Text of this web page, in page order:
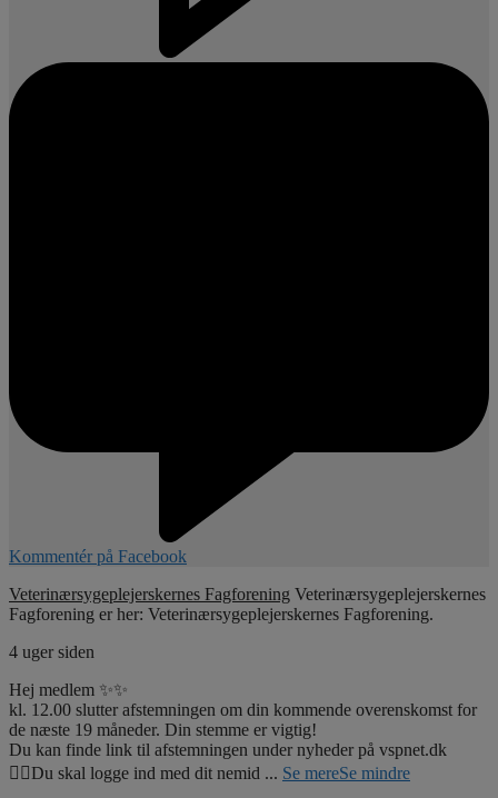
Kommentér på Facebook
Veterinærsygeplejerskernes Fagforening Veterinærsygeplejerskernes
Fagforening er her: Veterinærsygeplejerskernes Fagforening.
4 uger siden
Hej medlem ✨✨
kl. 12.00 slutter afstemningen om din kommende overenskomst for
de næste 19 måneder. Din stemme er vigtig!
Du kan finde link til afstemningen under nyheder på vspnet.dk
☝🏼Du skal logge ind med dit nemid ... Se mereSe mindre